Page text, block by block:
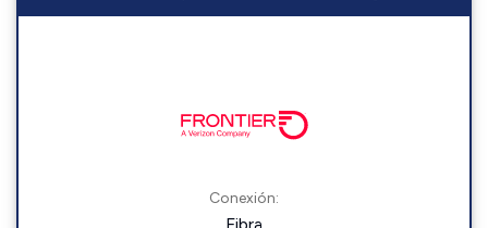
Conexión: